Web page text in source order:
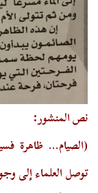
نص المنشور:
(الصيام... ظاهرة
توصل العلماء إلى